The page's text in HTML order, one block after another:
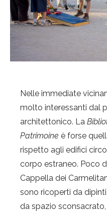
Nelle immediate
molto interessanti dal
architettonico. La
Patrimoine è forse
rispetto agli edifici
corpo estraneo. Poco
Cappella dei
sono ricoperti da
da spazio